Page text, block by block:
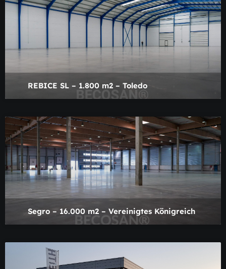
REBICE SL – 1.800 m2 – Toledo
Segro – 16.000 m2 – Vereinigtes Königreich